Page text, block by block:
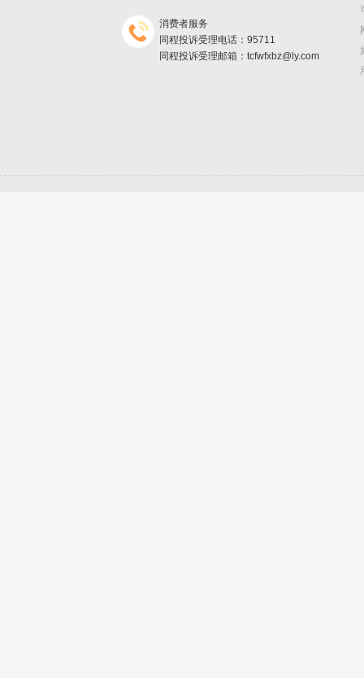
消费者服务
同程投诉受理电话：95711
同程投诉受理邮箱：tcfwfxbz@ly.com